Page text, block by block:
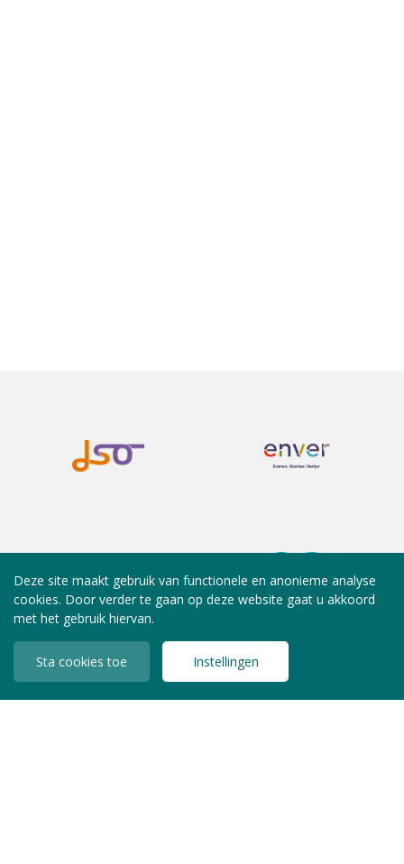
Deze site maakt gebruik van functionele en anonieme analyse
cookies. Door verder te gaan op deze website gaat u akkoord
met het gebruik hiervan.
Sta cookies toe Instellingen